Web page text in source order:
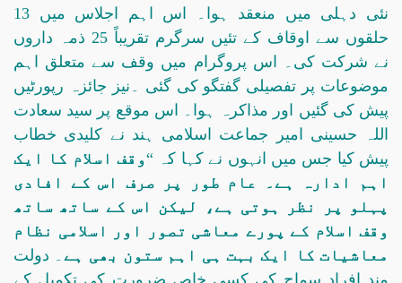
نئی دہلی میں منعقد ہوا۔ اس اہم اجلاس میں 13
حلقوں سے اوقاف کے تئیں سرگرم تقریباً 25 ذمہ داروں
نے شرکت کی۔ اس پروگرام میں وقف سے متعلق اہم
موضوعات پر تفصیلی گفتگو کی گئی ۔نیز جائزہ رپورٹیں
پیش کی گئیں اور مذاکرہ ہوا۔ اس موقع پر سید سعادت
اللہ حسینی امیر جماعت اسلامی ہند نے کلیدی خطاب
پیش کیا جس میں انہوں نے کہا کہ “وقف اسلام کا ایک
اہم ادارہ ہے۔ عام طور پر صرف اس کے افادی
پہلو پر نظر ہوتی ہے، لیکن اس کے ساتھ ساتھ
وقف اسلام کے پورے معاشی تصور اور اسلامی نظام
معاشیات کا ایک بہت ہی اہم ستون بھی ہے۔ دولت